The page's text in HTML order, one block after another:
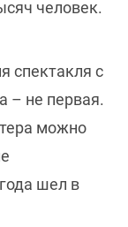
человек.
спектакля с
– не первая.
можно
шел в